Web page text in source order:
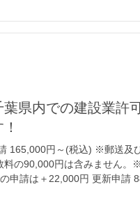
165,000円～(税込) ※郵送及
料の90,000円は含みません。
申請は＋22,000円 更新申請